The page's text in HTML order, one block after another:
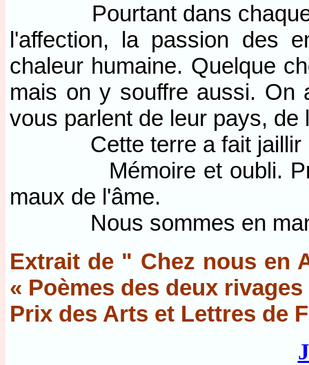
Pourtant dans chaque
l'affection, la passion des
chaleur humaine. Quelque
mais on y souffre aussi. On
vous parlent de leur pays,
Cette terre a fait jaillir la
Mémoire et oubli.
maux de l'âme.
Nous sommes en
Extrait de " Chez nous en
« Poèmes des deux rivages
Prix des Arts et Lettres de